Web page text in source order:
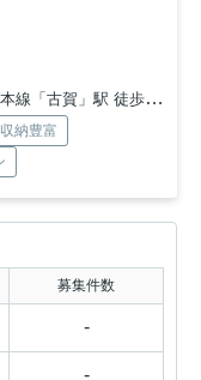
線「古賀」駅 徒歩23分
収納豊富
募集件数
-
-